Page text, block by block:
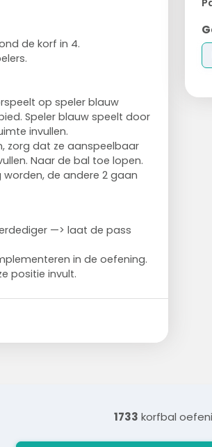
de korf in 4.
op speler blauw
Speler blauw speelt door
invullen.
zorg dat ze aanspeelbaar
Naar de bal toe lopen.
de andere 2 gaan
—> laat de pass
in de oefening.
positie invult.
1733 korfbal